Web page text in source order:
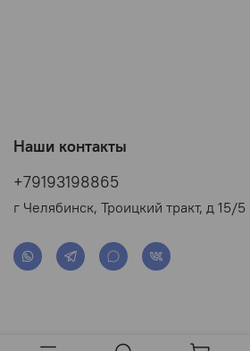
Наши контакты
+79193198865
г Челябинск, Троицкий тракт, д 15/5